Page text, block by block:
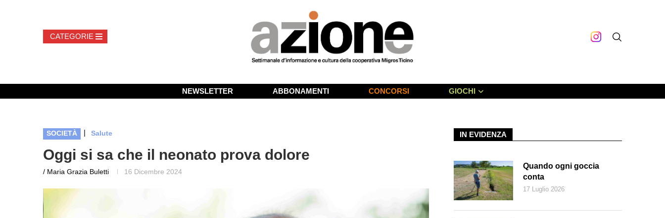
NEWSLETTER ABBONAMENTI CONCORSI GIOCHI
SOCIETÀ | Salute
Oggi si sa che il neonato prova dolore
/ Maria Grazia Buletti 16 Dicembre 2024
IN EVIDENZA
Quando ogni goccia
conta
17 Luglio 2026